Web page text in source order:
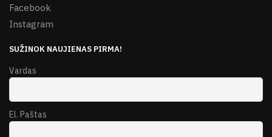
Facebook
Instagram
SUŽINOK NAUJIENAS PIRMA!
Vardas
El. Paštas